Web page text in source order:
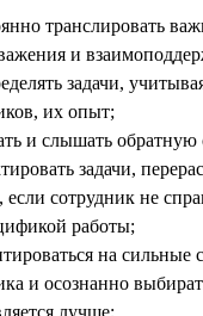
транслировать
и
задачи,
их опыт;
и слышать обратную
задачи,
если сотрудник не
работы;
на сильные
и осознанно
лучше;